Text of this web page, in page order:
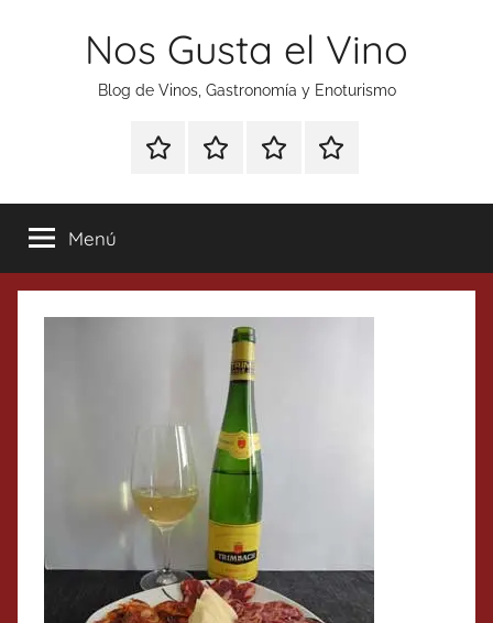
Nos Gusta el Vino
Blog de Vinos, Gastronomía y Enoturismo
Especial
Tonics
Enoturismo
Gastronomía
RankingContacto
Menú